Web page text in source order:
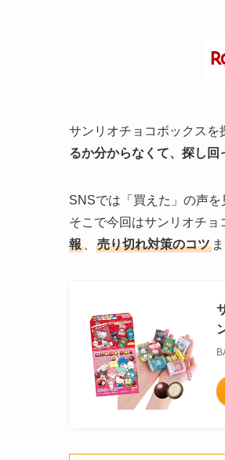
サンリオチョコボックス
るか分からなくて、探し回
SNSでは「買えた」の声
そこで今回はサンリオチョ
報
売り切れ対策のコツ